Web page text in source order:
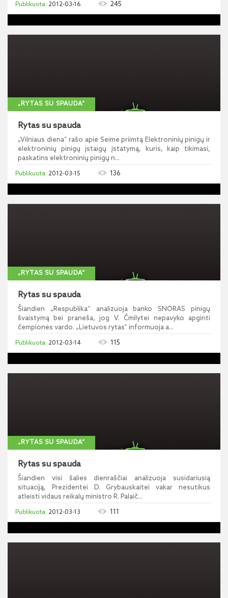
2012-03-16 245
„RYTAS SU SPAUDA“
Rytas su spauda
„Vilniaus diena“ rašo apie Seime priimtą Elektroninių pinigų ir
elektroninių pinigų įstaigų įstatymą, kuris, kaip tikimasi,
paskatins elektroninių pinigų n...
2012-03-15 136
„RYTAS SU SPAUDA“
Rytas su spauda
Šiandien „Respublika“ analizuoja banko SNORAS pinigų
švaistymą bei praneša, jog V. Čmilytei nepavyko apginti
čempionės vardo. „Lietuvos rytas“ informuoja a...
2012-03-14 115
„RYTAS SU SPAUDA“
Rytas su spauda
Šiandien visi šalies dienraščiai analizuoja susidariusią
situaciją, Prezidentei D. Grybauskaitei vakar nesutikus
atleisti vidaus reikalų ministro R. Palaič...
2012-03-13 111